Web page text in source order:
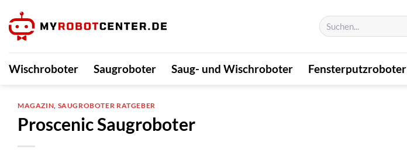
Inhalt
springen
Suchen
nach:
Wischroboter Saugroboter Saug- und Wischroboter Fensterputzroboter
MAGAZIN, SAUGROBOTER RATGEBER
Proscenic Saugroboter